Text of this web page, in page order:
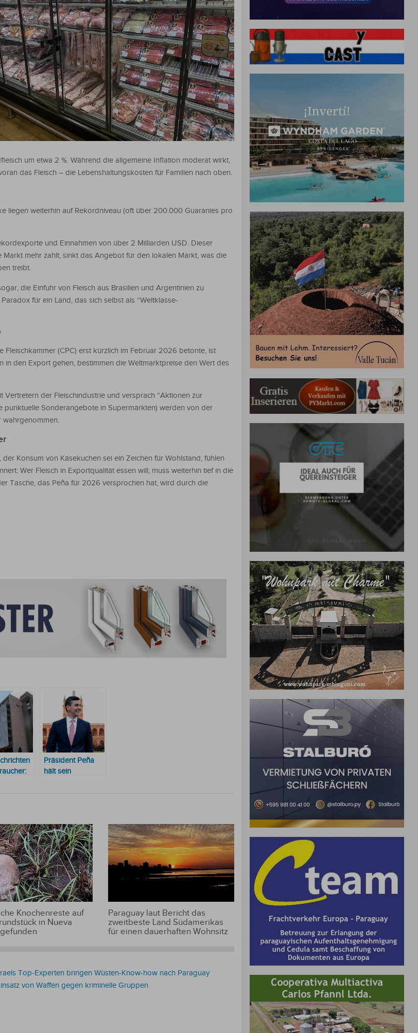
um etwa 2 %. Während die allgemeine Inflation moderat wirkt,
das Fleisch – die Lebenshaltungskosten für Familien nach oben.
liegen weiterhin auf Rekordniveau (oft über 200.000 Guaranies pro
und Einnahmen von über 2 Milliarden USD. Dieser
mehr zahlt, sinkt das Angebot für den lokalen Markt, was die
treibt.
die Einfuhr von Fleisch aus Brasilien und Argentinien zu
für ein Land, das sich selbst als “Weltklasse-
(CPC) erst kürzlich im Februar 2026 betonte, ist
in den Export gehen, bestimmen die Weltmarktpreise den Wert des
der Fleischindustrie und versprach “Aktionen zur
punktuelle Sonderangebote in Supermärkten) werden von der
wahrgenommen.
Konsum von Käsekuchen sei ein Zeichen für Wohlstand, fühlen
Wer Fleisch in Exportqualität essen will, muss weiterhin tief in die
Tasche, das Peña für 2026 versprochen hat, wird durch die
Präsident Peña
hält sein
Knochenreste auf
in Nueva
Paraguay laut Bericht das
zweitbeste Land Südamerikas
für einen dauerhaften Wohnsitz
Top-Experten bringen Wüsten-Know-how nach Paraguay
von Waffen gegen kriminelle Gruppen